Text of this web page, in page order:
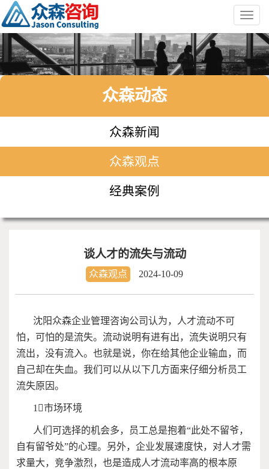
众森动态
众森新闻
众森观点
经典案例
谈人才的流失与流动
众森观点 2024-10-09
沈阳众森企业管理咨询公司认为，人才流动不可
怕，可怕的是流失。流动说明有进有出，流失说明只有
流出，没有流入。也就是说，你在给其他企业输血，而
自己却在失血。我们可以从以下几方面来仔细分析员工
流失原因。
1市场环境
人们可选择的机会多，员工总是抱着“此处不留爷，
自有留爷处”的心理。另外，企业发展速度快，对人才需
求量大，竞争激烈，也是造成人才流动率高的根本原